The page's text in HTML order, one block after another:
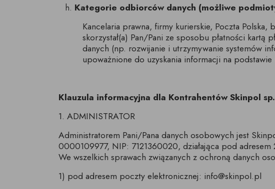
Kategorie odbiorców danych (możliwe
Kancelaria prawna, firmy kurierskie, Poczta
skorzystał(a) Pan/Pani ze sposobu płatności
danych (np. rozwijanie i utrzymywanie systemów
upoważnione do uzyskania informacji na
Klauzula informacyjna dla Kontrahentów Skinpol
1. ADMINISTRATOR
Administratorem Pani/Pana danych osobowych jest
0000109977, NIP: 7121360020, działająca pod
We wszelkich sprawach związanych z ochroną danych
1) pod adresem poczty elektronicznej: info@skinpol.pl